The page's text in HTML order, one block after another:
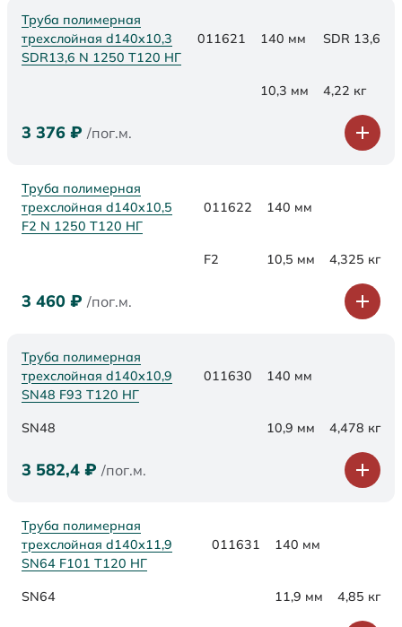
Труба полимерная
трехслойная d140x10,3
SDR13,6 N 1250 Т120 НГ
011621 140 мм SDR 13,6
10,3 мм 4,22 кг
3 376 ₽ /пог.м.
Труба полимерная
трехслойная d140x10,5
F2 N 1250 Т120 НГ
011622 140 мм
F2 10,5 мм 4,325 кг
3 460 ₽ /пог.м.
Труба полимерная
трехслойная d140х10,9
SN48 F93 Т120 НГ
011630 140 мм
SN48 10,9 мм 4,478 кг
3 582,4 ₽ /пог.м.
Труба полимерная
трехслойная d140х11,9
SN64 F101 Т120 НГ
011631 140 мм
SN64 11,9 мм 4,85 кг